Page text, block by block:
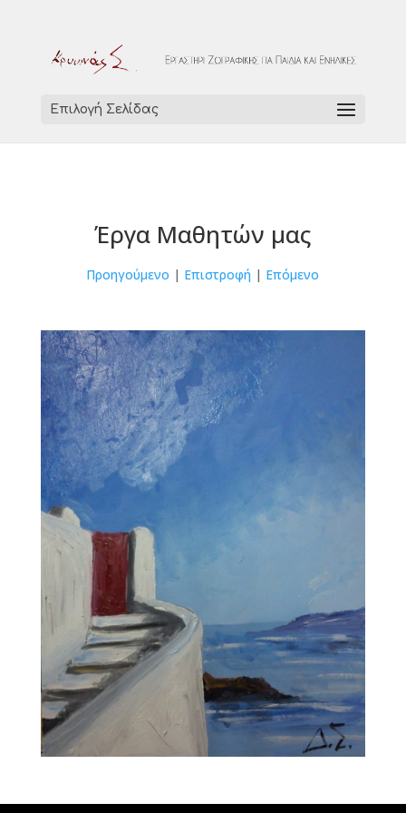
Επιλογή Σελίδας
Έργα Μαθητών μας
Προηγούμενο | Επιστροφή | Επόμενο